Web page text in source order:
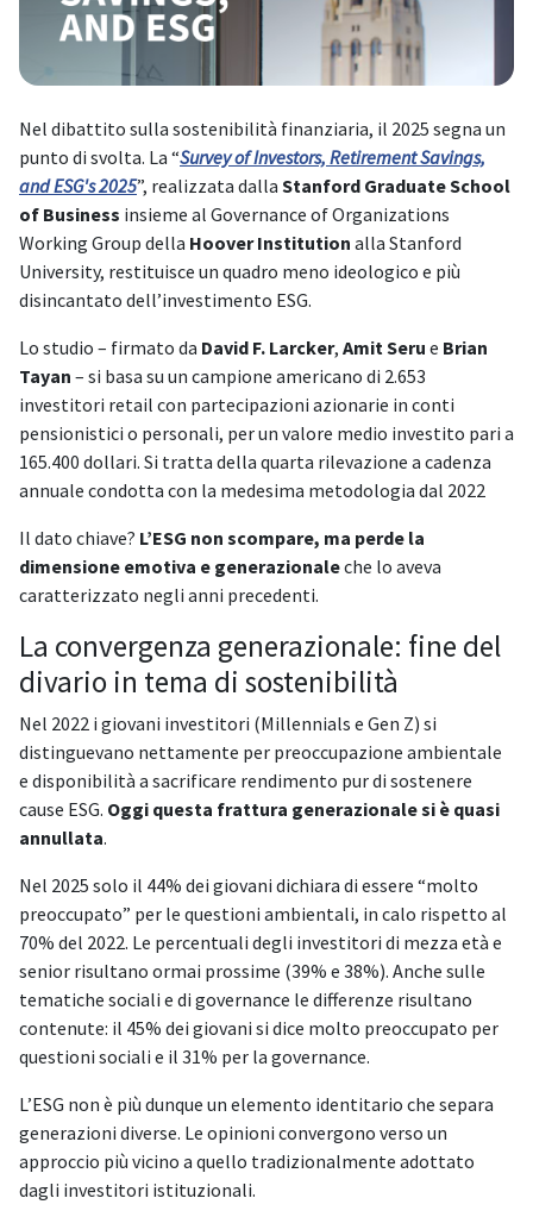
Nel dibattito sulla sostenibilità finanziaria, il 2025 segna un
punto di svolta. La “Survey of Investors, Retirement Savings,
and ESG's 2025”, realizzata dalla Stanford Graduate School
of Business insieme al Governance of Organizations
Working Group della Hoover Institution alla Stanford
University, restituisce un quadro meno ideologico e più
disincantato dell’investimento ESG.
Lo studio – firmato da David F. Larcker, Amit Seru e Brian
Tayan – si basa su un campione americano di 2.653
investitori retail con partecipazioni azionarie in conti
pensionistici o personali, per un valore medio investito pari a
165.400 dollari. Si tratta della quarta rilevazione a cadenza
annuale condotta con la medesima metodologia dal 2022
Il dato chiave? L’ESG non scompare, ma perde la
dimensione emotiva e generazionaleche lo aveva
caratterizzato negli anni precedenti.
La convergenza generazionale: fine del
divario in tema di sostenibilità
Nel 2022 i giovani investitori (Millennials e Gen Z) si
distinguevano nettamente per preoccupazione ambientale
e disponibilità a sacrificare rendimento pur di sostenere
cause ESG. Oggi questa frattura generazionale si è quasi
annullata.
Nel 2025 solo il 44% dei giovani dichiara di essere “molto
preoccupato” per le questioni ambientali, in calo rispetto al
70% del 2022. Le percentuali degli investitori di mezza età e
senior risultano ormai prossime (39% e 38%). Anche sulle
tematiche sociali e di governance le differenze risultano
contenute: il 45% dei giovani si dice molto preoccupato per
questioni sociali e il 31% per la governance.
L’ESG non è più dunque un elemento identitario che separa
generazioni diverse. Le opinioni convergono verso un
approccio più vicino a quello tradizionalmente adottato
dagli investitori istituzionali.